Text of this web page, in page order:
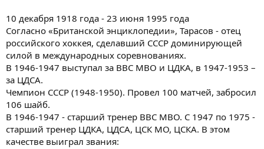
10 декабря 1918 года - 23 июня 1995 года
Согласно «Британской энциклопедии», Тарасов - отец
российского хоккея, сделавший СССР доминирующей
силой в международных соревнованиях.
В 1946-1947 выступал за ВВС МВО и ЦДКА, в 1947-1953 –
за ЦДСА.
Чемпион СССР (1948-1950). Провел 100 матчей, забросил
106 шайб.
В 1946-1947 - старший тренер ВВС МВО. С 1947 по 1975 -
старший тренер ЦДКА, ЦДСА, ЦСК МО, ЦСКА. В этом
качестве выиграл звания: